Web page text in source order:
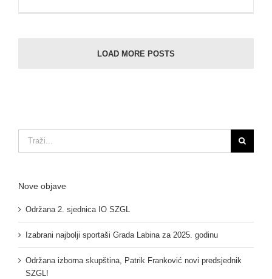
LOAD MORE POSTS
Nove objave
Održana 2. sjednica IO SZGL
Izabrani najbolji sportaši Grada Labina za 2025. godinu
Održana izborna skupština, Patrik Franković novi predsjednik
SZGL!